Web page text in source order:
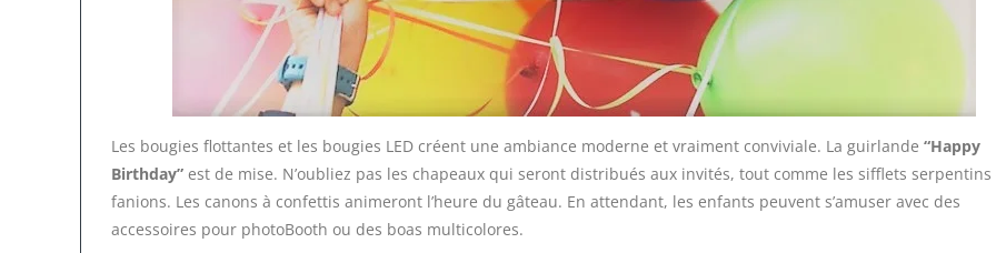
Les bougies flottantes et les bougies LED créent une ambiance moderne et vraiment conviviale. La guirlande “Happy
Birthday”est de mise. N’oubliez pas les chapeaux qui seront distribués aux invités, tout comme les sifflets serpentins
fanions. Les canons à confettis animeront l’heure du gâteau. En attendant, les enfants peuvent s’amuser avec des
accessoires pour photoBooth ou des boas multicolores.